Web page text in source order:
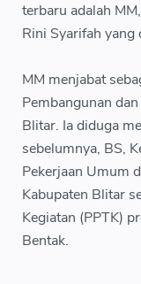
terbaru adalah
Rini Syarifah yang
MM menjabat
Pembangunan
Blitar. Ia diduga
sebelumnya, BS,
Pekerjaan Umum
Kabupaten Blitar
Kegiatan (PPTK)
Bentak.